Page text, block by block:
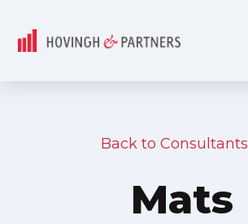
Back to Consultants
Mats